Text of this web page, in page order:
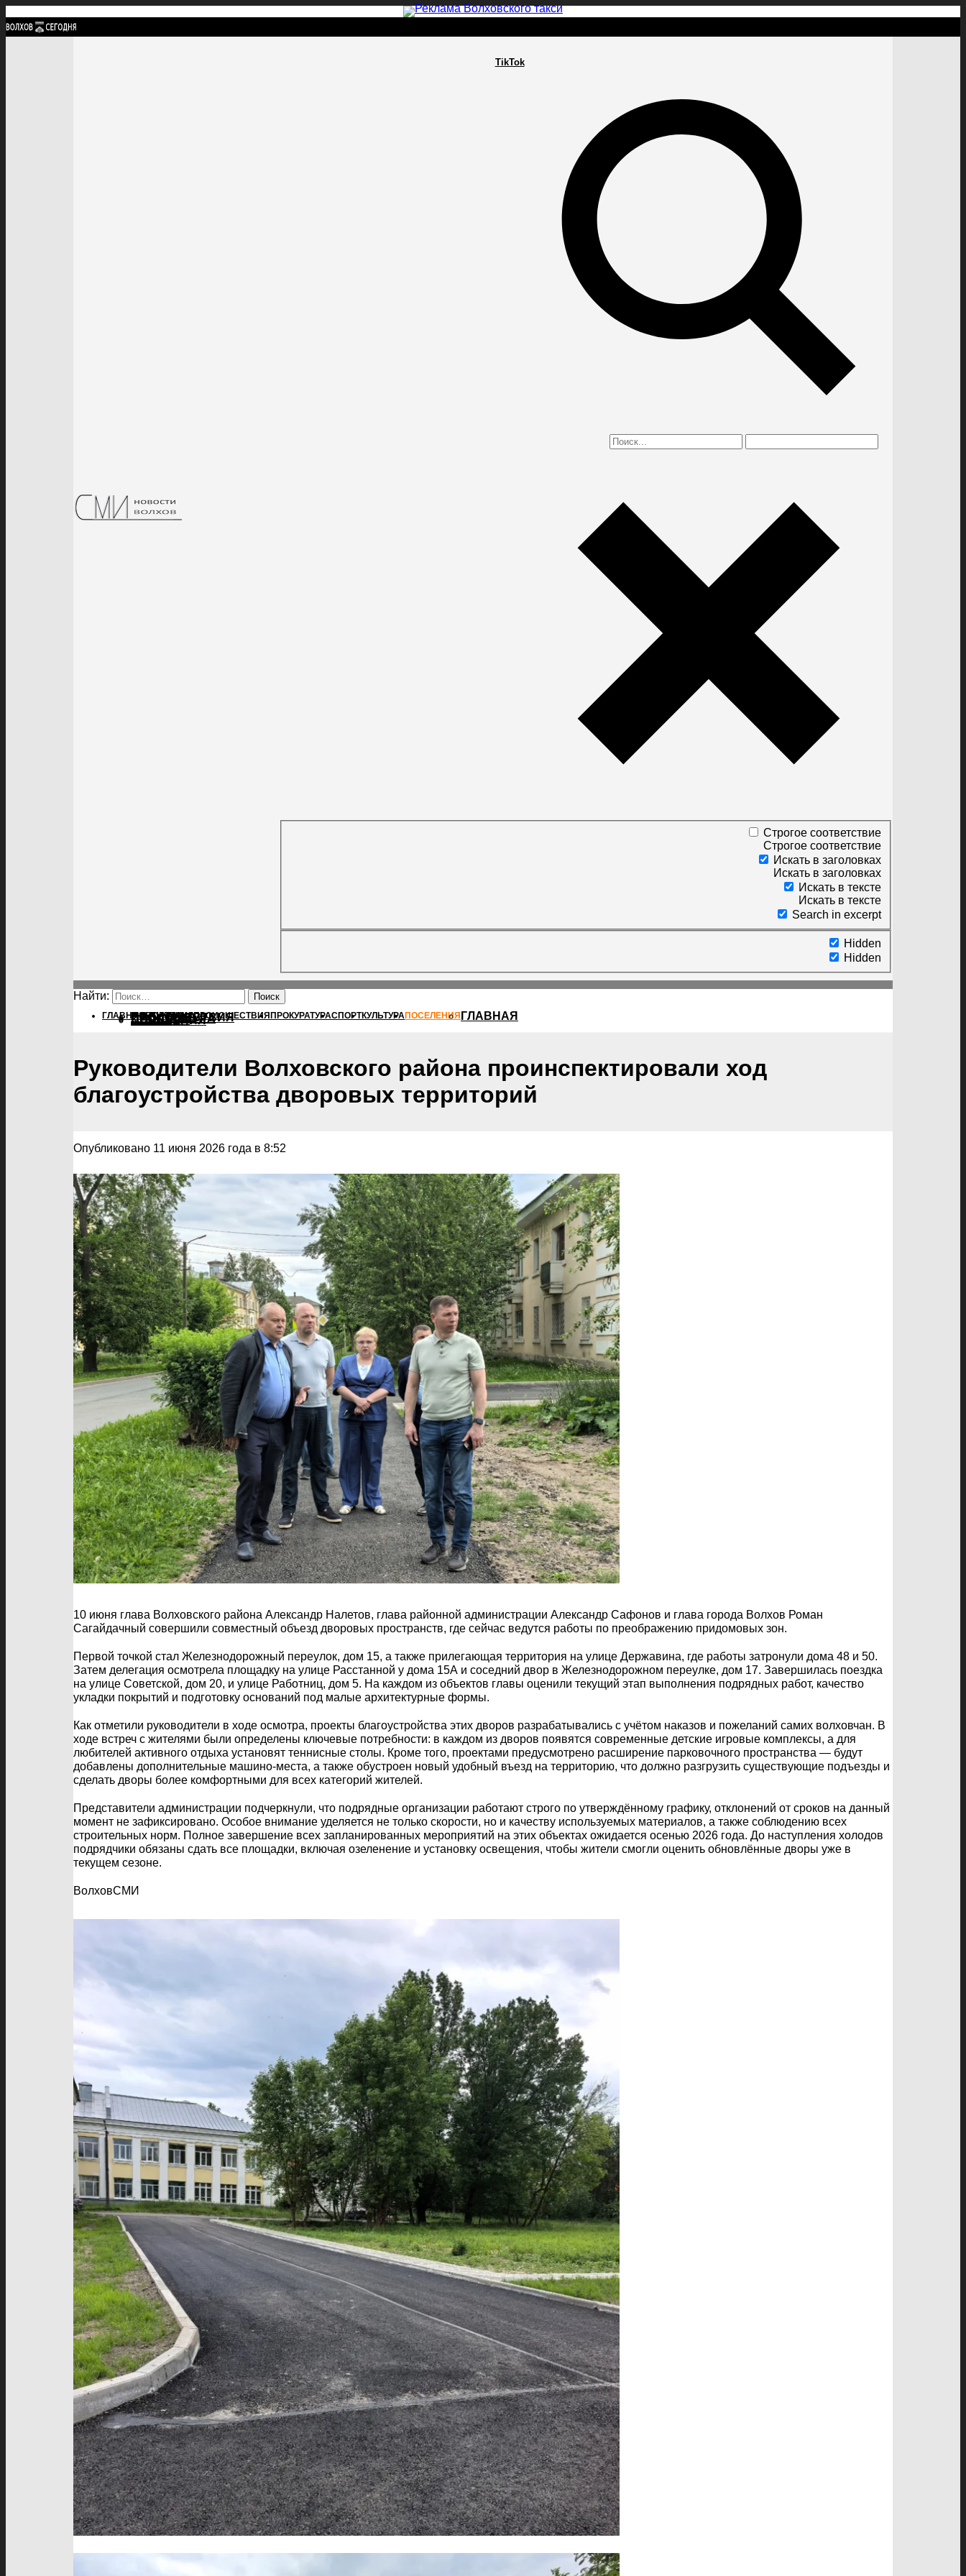
TikTok
Строгое соответствие
Строгое соответствие
Искать в заголовках
Искать в заголовках
Искать в тексте
Искать в тексте
Search in excerpt
Hidden
Hidden
Найти:
ГЛАВНАЯПОЛИТИКАПРОИСШЕСТВИЯ ПРОКУРАТУРАСПОРТКУЛЬТУРАПОСЕЛЕНИЯ ГЛАВНАЯ
ПОЛИТИКА
ПРОИСШЕСТВИЯ
ПРОКУРАТУРА
СПОРТ
КУЛЬТУРА
ПОСЕЛЕНИЯ
Руководители Волховского района проинспектировали ход
благоустройства дворовых территорий
Опубликовано 11 июня 2026 года в 8:52
10 июня глава Волховского района Александр Налетов, глава районной администрации Александр Сафонов и глава города Волхов Роман
Сагайдачный совершили совместный объезд дворовых пространств, где сейчас ведутся работы по преображению придомовых зон.
Первой точкой стал Железнодорожный переулок, дом 15, а также прилегающая территория на улице Державина, где работы затронули дома 48 и 50.
Затем делегация осмотрела площадку на улице Расстанной у дома 15А и соседний двор в Железнодорожном переулке, дом 17. Завершилась поездка
на улице Советской, дом 20, и улице Работниц, дом 5. На каждом из объектов главы оценили текущий этап выполнения подрядных работ, качество
укладки покрытий и подготовку оснований под малые архитектурные формы.
Как отметили руководители в ходе осмотра, проекты благоустройства этих дворов разрабатывались с учётом наказов и пожеланий самих волховчан. В
ходе встреч с жителями были определены ключевые потребности: в каждом из дворов появятся современные детские игровые комплексы, а для
любителей активного отдыха установят теннисные столы. Кроме того, проектами предусмотрено расширение парковочного пространства — будут
добавлены дополнительные машино-места, а также обустроен новый удобный въезд на территорию, что должно разгрузить существующие подъезды и
сделать дворы более комфортными для всех категорий жителей.
Представители администрации подчеркнули, что подрядные организации работают строго по утверждённому графику, отклонений от сроков на данный
момент не зафиксировано. Особое внимание уделяется не только скорости, но и качеству используемых материалов, а также соблюдению всех
строительных норм. Полное завершение всех запланированных мероприятий на этих объектах ожидается осенью 2026 года. До наступления холодов
подрядчики обязаны сдать все площадки, включая озеленение и установку освещения, чтобы жители смогли оценить обновлённые дворы уже в
текущем сезоне.
ВолховСМИ